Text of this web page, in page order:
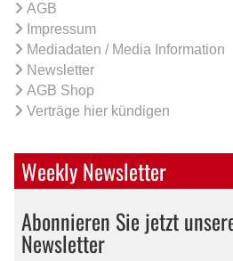
AGB
Impressum
Mediadaten / Media Information
Newsletter
AGB Shop
Verträge hier kündigen
Weekly Newsletter
Abonnieren Sie jetzt
Newsletter